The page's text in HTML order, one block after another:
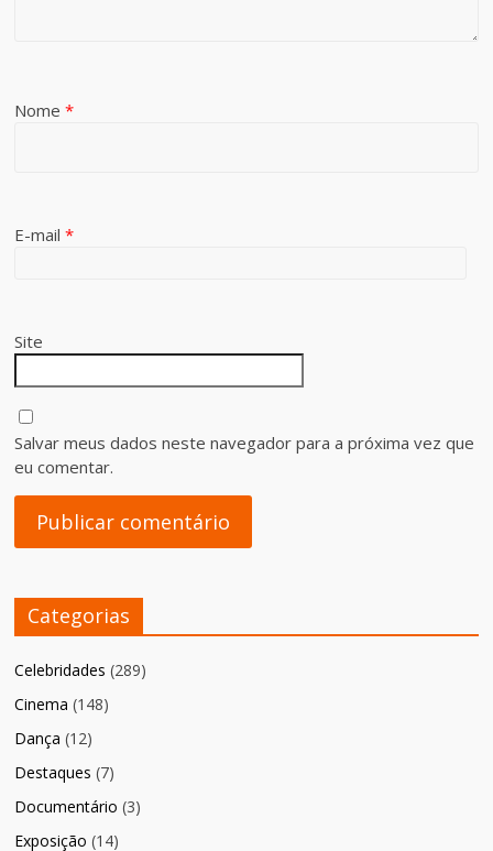
Nome*
E-mail*
Site
Salvar meus dados neste navegador para a próxima vez que
eu comentar.
Categorias
Celebridades (289)
Cinema (148)
Dança (12)
Destaques (7)
Documentário (3)
Exposição (14)